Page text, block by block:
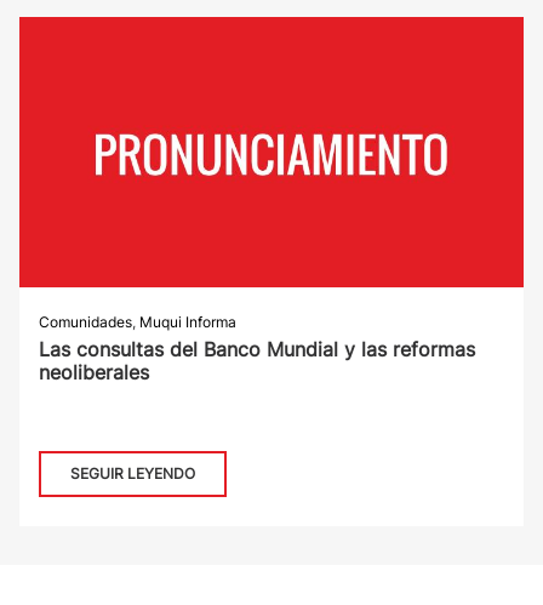
Comunidades, Muqui Informa
Las consultas del Banco Mundial y las reformas
neoliberales
SEGUIR LEYENDO